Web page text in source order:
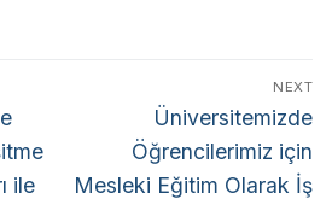
ile
NEXT
Üniversitemizde
Öğrencilerimiz için
Mesleki Eğitim Olarak İş